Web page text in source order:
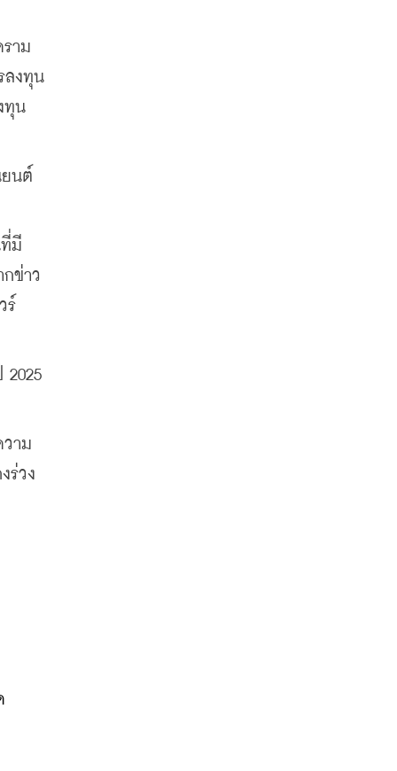
าม
ลงทุน
ทุน
นต์
มี
ข่าว
ร์
าม
ร่วง